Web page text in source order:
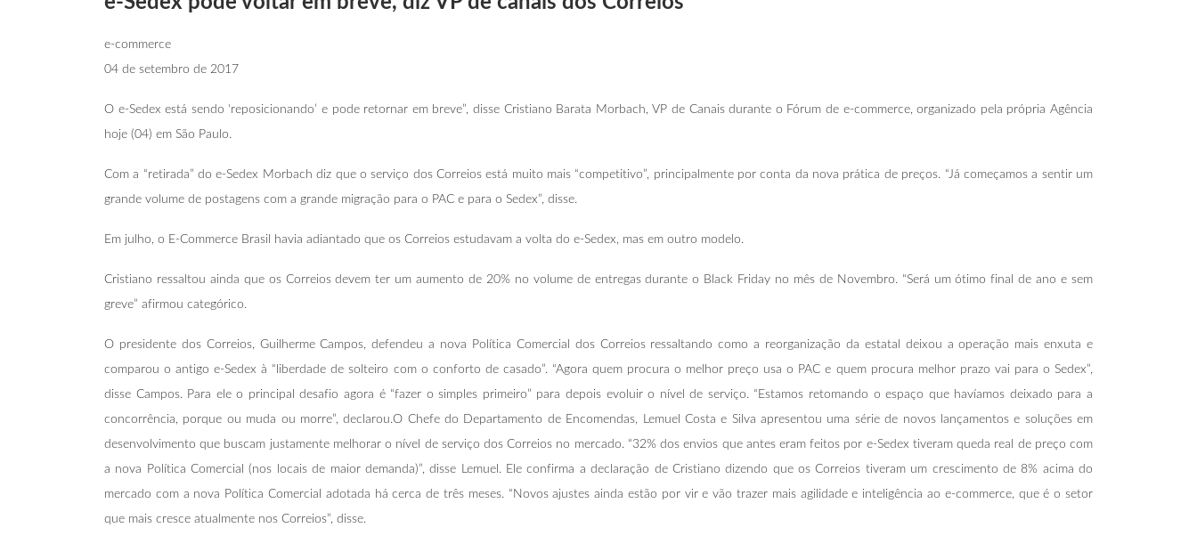
e-commerce
04 de setembro de 2017
O e-Sedex está sendo ‘reposicionando’ e pode retornar em breve”, disse Cristiano Barata Morbach, VP de Canais durante o Fórum de e-commerce, organizado pela própria Agência
hoje (04) em São Paulo.
Com a “retirada” do e-Sedex Morbach diz que o serviço dos Correios está muito mais “competitivo”, principalmente por conta da nova prática de preços. “Já começamos a sentir um
grande volume de postagens com a grande migração para o PAC e para o Sedex”, disse.
Em julho, o E-Commerce Brasil havia adiantado que os Correios estudavam a volta do e-Sedex, mas em outro modelo.
Cristiano ressaltou ainda que os Correios devem ter um aumento de 20% no volume de entregas durante o Black Friday no mês de Novembro. “Será um ótimo final de ano e sem
greve” afirmou categórico.
O presidente dos Correios, Guilherme Campos, defendeu a nova Política Comercial dos Correios ressaltando como a reorganização da estatal deixou a operação mais enxuta e
comparou o antigo e-Sedex à “liberdade de solteiro com o conforto de casado”. “Agora quem procura o melhor preço usa o PAC e quem procura melhor prazo vai para o Sedex”,
disse Campos. Para ele o principal desafio agora é “fazer o simples primeiro” para depois evoluir o nível de serviço. “Estamos retomando o espaço que havíamos deixado para a
concorrência, porque ou muda ou morre”, declarou.O Chefe do Departamento de Encomendas, Lemuel Costa e Silva apresentou uma série de novos lançamentos e soluções em
desenvolvimento que buscam justamente melhorar o nível de serviço dos Correios no mercado. “32% dos envios que antes eram feitos por e-Sedex tiveram queda real de preço com
a nova Política Comercial (nos locais de maior demanda)”, disse Lemuel. Ele confirma a declaração de Cristiano dizendo que os Correios tiveram um crescimento de 8% acima do
mercado com a nova Política Comercial adotada há cerca de três meses. “Novos ajustes ainda estão por vir e vão trazer mais agilidade e inteligência ao e-commerce, que é o setor
que mais cresce atualmente nos Correios”, disse.